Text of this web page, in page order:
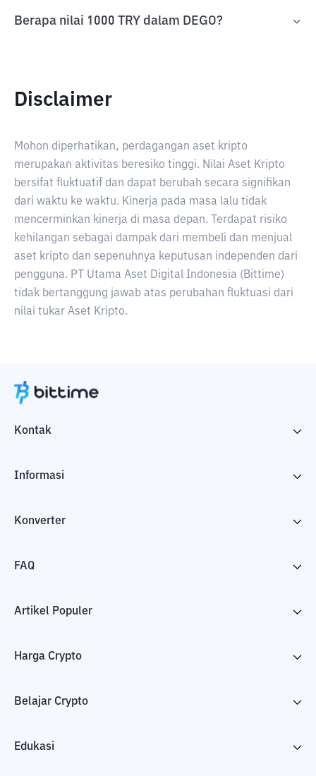
Berapa nilai 1000 TRY dalam DEGO?
Disclaimer
Mohon diperhatikan, perdagangan aset kripto
merupakan aktivitas beresiko tinggi. Nilai Aset Kripto
bersifat fluktuatif dan dapat berubah secara signifikan
dari waktu ke waktu. Kinerja pada masa lalu tidak
mencerminkan kinerja di masa depan. Terdapat risiko
kehilangan sebagai dampak dari membeli dan menjual
aset kripto dan sepenuhnya keputusan independen dari
pengguna. PT Utama Aset Digital Indonesia (Bittime)
tidak bertanggung jawab atas perubahan fluktuasi dari
nilai tukar Aset Kripto.
Kontak
Informasi
Konverter
FAQ
Artikel Populer
Harga Crypto
Belajar Crypto
Edukasi